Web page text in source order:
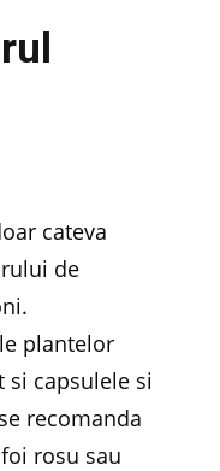
cateva
de
plantelor
si capsulele si
recomanda
rosu sau